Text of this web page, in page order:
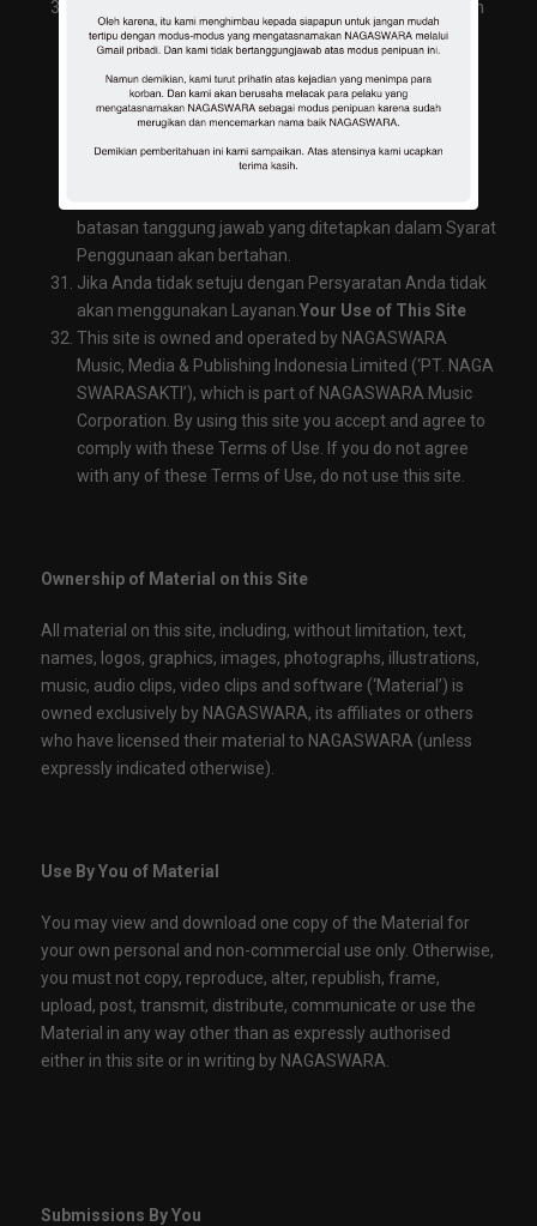
Persyaratan Penggunaan berlaku sampai diakhiri oleh
NAGASWARA Music, dan NAGASWARA Music dapat
mengakhiri perjanjian ini dan akses Anda ke jaringan
setiap saat tanpa pemberitahuan. Dalam hal terjadi
pemutusan, Anda tidak lagi berwenang untuk
mengakses jaringan, tapi semua pembatasan yang
diberlakukan pada Anda, lisensi yang diberikan oleh
batasan tanggung jawab yang ditetapkan dalam Syarat
Penggunaan akan bertahan.
Jika Anda tidak setuju dengan Persyaratan Anda tidak
akan menggunakan Layanan. Your Use of This Site
This site is owned and operated by NAGASWARA
Music, Media & Publishing Indonesia Limited (‘PT. NAGA
SWARASAKTI’), which is part of NAGASWARA Music
Corporation. By using this site you accept and agree to
comply with these Terms of Use. If you do not agree
with any of these Terms of Use, do not use this site.
Ownership of Material on this Site
All material on this site, including, without limitation, text,
names, logos, graphics, images, photographs, illustrations,
music, audio clips, video clips and software (‘Material’) is
owned exclusively by NAGASWARA, its affiliates or others
who have licensed their material to NAGASWARA (unless
expressly indicated otherwise).
Use By You of Material
You may view and download one copy of the Material for
your own personal and non-commercial use only. Otherwise,
you must not copy, reproduce, alter, republish, frame,
upload, post, transmit, distribute, communicate or use the
Material in any way other than as expressly authorised
either in this site or in writing by NAGASWARA.
Submissions By You